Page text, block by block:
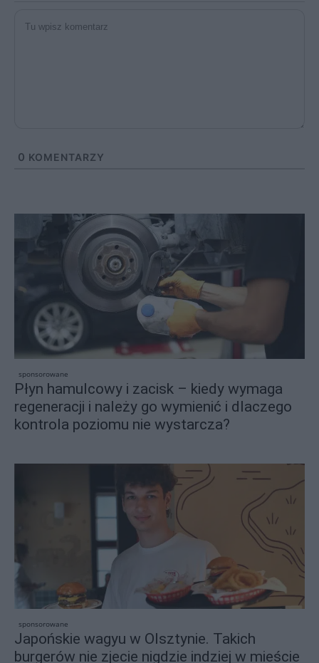
0 KOMENTARZY
sponsorowane
Płyn hamulcowy i zacisk – kiedy wymaga
regeneracji i należy go wymienić i dlaczego
kontrola poziomu nie wystarcza?
sponsorowane
Japońskie wagyu w Olsztynie. Takich
burgerów nie zjecie nigdzie indziej w mieście